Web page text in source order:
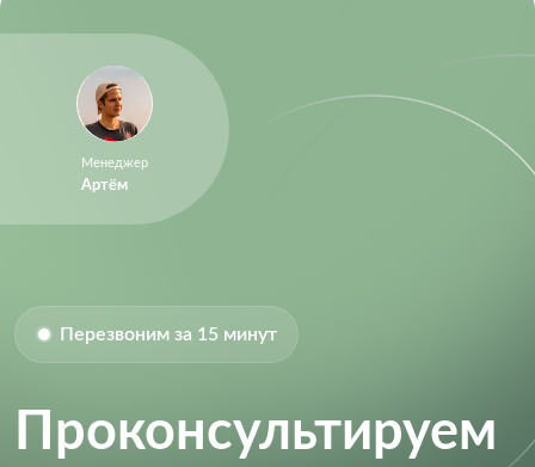
Менеджер
Артём
Перезвоним за 15 минут
Проконсультируем